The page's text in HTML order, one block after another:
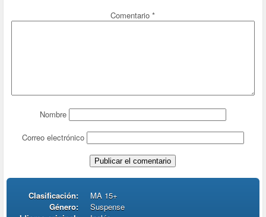
Comentario*
Nombre
Correo electrónico
Clasificación:
MA 15+
Género:
Suspense